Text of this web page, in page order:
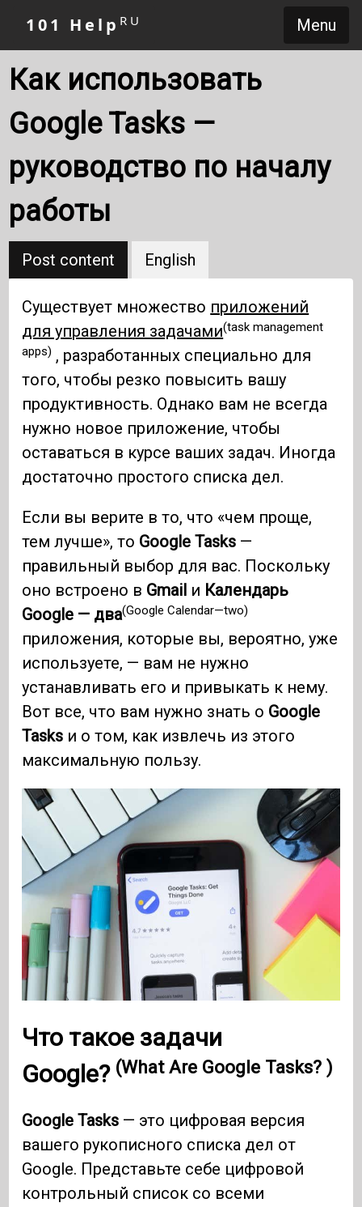
Menu
101 Help RU
Как использовать
Google Tasks —
руководство по началу
работы
Post content English
Существует множество приложений
для управления задачами(task management
apps) , разработанных специально для
того, чтобы резко повысить вашу
продуктивность. Однако вам не всегда
нужно новое приложение, чтобы
оставаться в курсе ваших задач. Иногда
достаточно простого списка дел.
Если вы верите в то, что «чем проще,
тем лучше», то Google Tasks —
правильный выбор для вас. Поскольку
оно встроено в Gmail и Календарь
Google — два(Google Calendar—two)
приложения, которые вы, вероятно, уже
используете, — вам не нужно
устанавливать его и привыкать к нему.
Вот все, что вам нужно знать о Google
Tasks и о том, как извлечь из этого
максимальную пользу.
Что такое задачи
Google? (What Are Google Tasks? )
Google Tasks — это цифровая версия
вашего рукописного списка дел от
Google. Представьте себе цифровой
контрольный список со всеми